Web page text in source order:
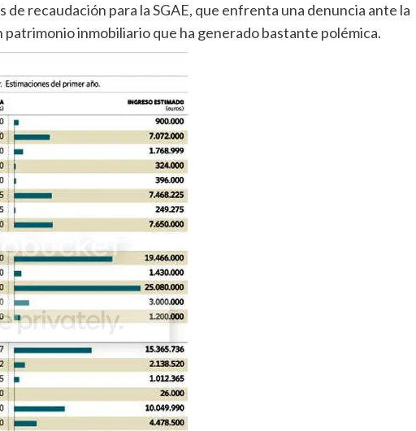
de recaudación para la SGAE, que enfrenta una denuncia ante la
inmobiliario que ha generado bastante polémica.